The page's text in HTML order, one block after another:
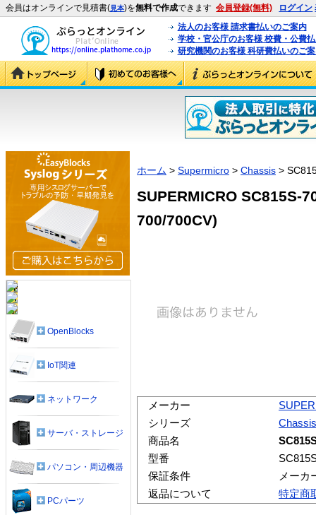
会員はオンラインで見積書(見本)を無料で作成できます 会員登録(無料) ログイン
法人のお客様 請求書払いのご案内
学校・官公庁のお客様 校費・公費
研究機関のお客様 科研費払いのご
ホーム > Supermicro > Chassis >
SUPERMICRO SC815S-
700/700CV)
メーカー
シリーズ
Chassis
商品名
型番
保証条件
メーカ
返品について
特定商
OpenBlocks
IoT関連
ネットワーク
サーバ・ストレージ
パソコン・周辺機器
PCパーツ